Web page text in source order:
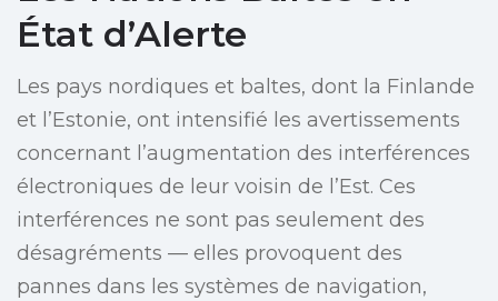
État d’Alerte
Les pays nordiques et baltes, dont la Finlande
et l’Estonie, ont intensifié les avertissements
concernant l’augmentation des interférences
électroniques de leur voisin de l’Est. Ces
interférences ne sont pas seulement des
désagréments — elles provoquent des
pannes dans les systèmes de navigation,